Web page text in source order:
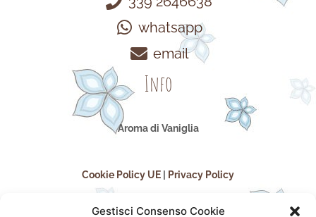
Gestisci Consenso Cookie
whatsapp
email
Info
Aroma di Vaniglia
Cookie Policy UE Privacy Policy